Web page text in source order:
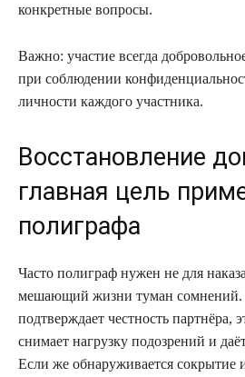
конкретные вопросы.
Важно: участие всегда
при соблюдении
личности каждого участника.
Восстановление
главная цель
полиграфа
Часто полиграф нужен не для
мешающий жизни туман сомнений.
подтверждает честность партнёра,
снимает нагрузку подозрений и
Если же обнаруживается сокрытие